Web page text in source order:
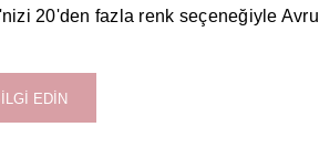
20'den fazla renk seçeneğiyle
EDİN